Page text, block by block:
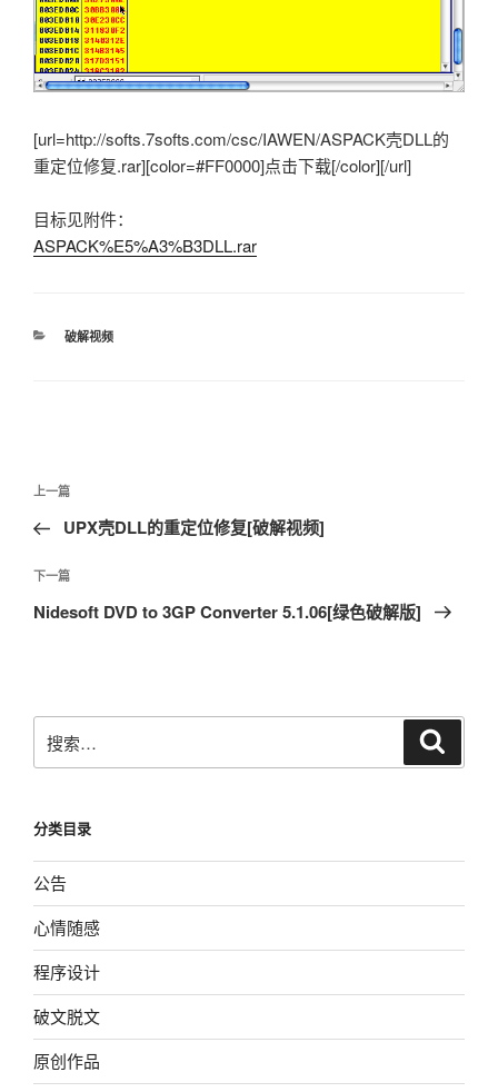
[url=http://softs.7softs.com/csc/IAWEN/ASPACK壳DLL的
重定位修复.rar][color=#FF0000]点击下载[/color][/url]
目标见附件：
ASPACK%E5%A3%B3DLL.rar
分
破解视频
文
导
航
上
一
文
章
上一篇
UPX壳DLL的重定位修复[破解视频]
下
一
下一篇
Nidesoft DVD to 3GP Converter 5.1.06[绿色破解版]
搜
索：
分类目录
公告
心情随感
程序设计
破文脱文
原创作品